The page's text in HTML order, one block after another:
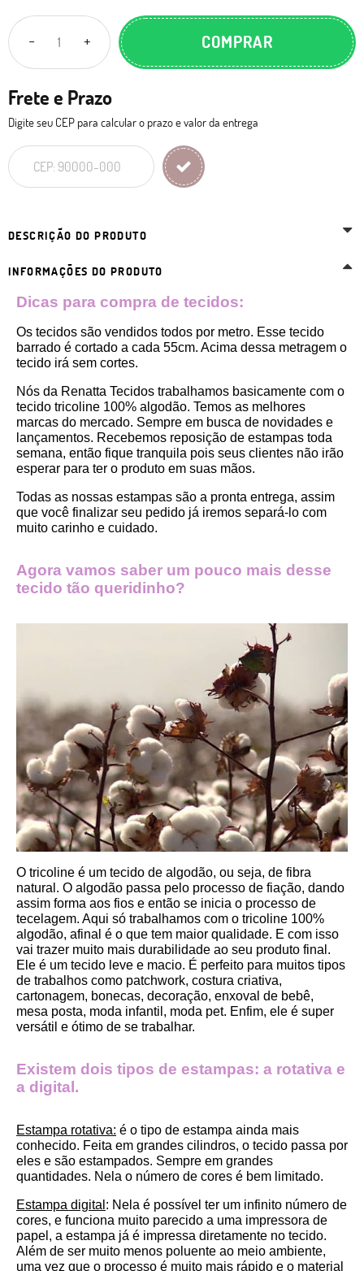
COMPRAR
Frete e Prazo
Digite seu CEP para calcular o prazo e valor da entrega
DESCRIÇÃO DO PRODUTO
INFORMAÇÕES DO PRODUTO
Dicas para compra de tecidos:
Os tecidos são vendidos todos por metro. Esse tecido
barrado é cortado a cada 55cm. Acima dessa metragem o
tecido irá sem cortes.
Nós da Renatta Tecidos trabalhamos basicamente com o
tecido tricoline 100% algodão. Temos as melhores
marcas do mercado. Sempre em busca de novidades e
lançamentos. Recebemos reposição de estampas toda
semana, então fique tranquila pois seus clientes não irão
esperar para ter o produto em suas mãos.
Todas as nossas estampas são a pronta entrega, assim
que você finalizar seu pedido já iremos separá-lo com
muito carinho e cuidado.
Agora vamos saber um pouco mais desse
tecido tão queridinho?
O tricoline é um tecido de algodão, ou seja, de fibra
natural. O algodão passa pelo processo de fiação, dando
assim forma aos fios e então se inicia o processo de
tecelagem. Aqui só trabalhamos com o tricoline 100%
algodão, afinal é o que tem maior qualidade. E com isso
vai trazer muito mais durabilidade ao seu produto final.
Ele é um tecido leve e macio. É perfeito para muitos tipos
de trabalhos como patchwork, costura criativa,
cartonagem, bonecas, decoração, enxoval de bebê,
mesa posta, moda infantil, moda pet. Enfim, ele é super
versátil e ótimo de se trabalhar.
Existem dois tipos de estampas: a rotativa e
a digital.
Estampa rotativa: é o tipo de estampa ainda mais
conhecido. Feita em grandes cilindros, o tecido passa por
eles e são estampados. Sempre em grandes
quantidades. Nela o número de cores é bem limitado.
Estampa digital : Nela é possível ter um infinito número de
cores, e funciona muito parecido a uma impressora de
papel, a estampa já é impressa diretamente no tecido.
Além de ser muito menos poluente ao meio ambiente,
uma vez que o processo é muito mais rápido e o material